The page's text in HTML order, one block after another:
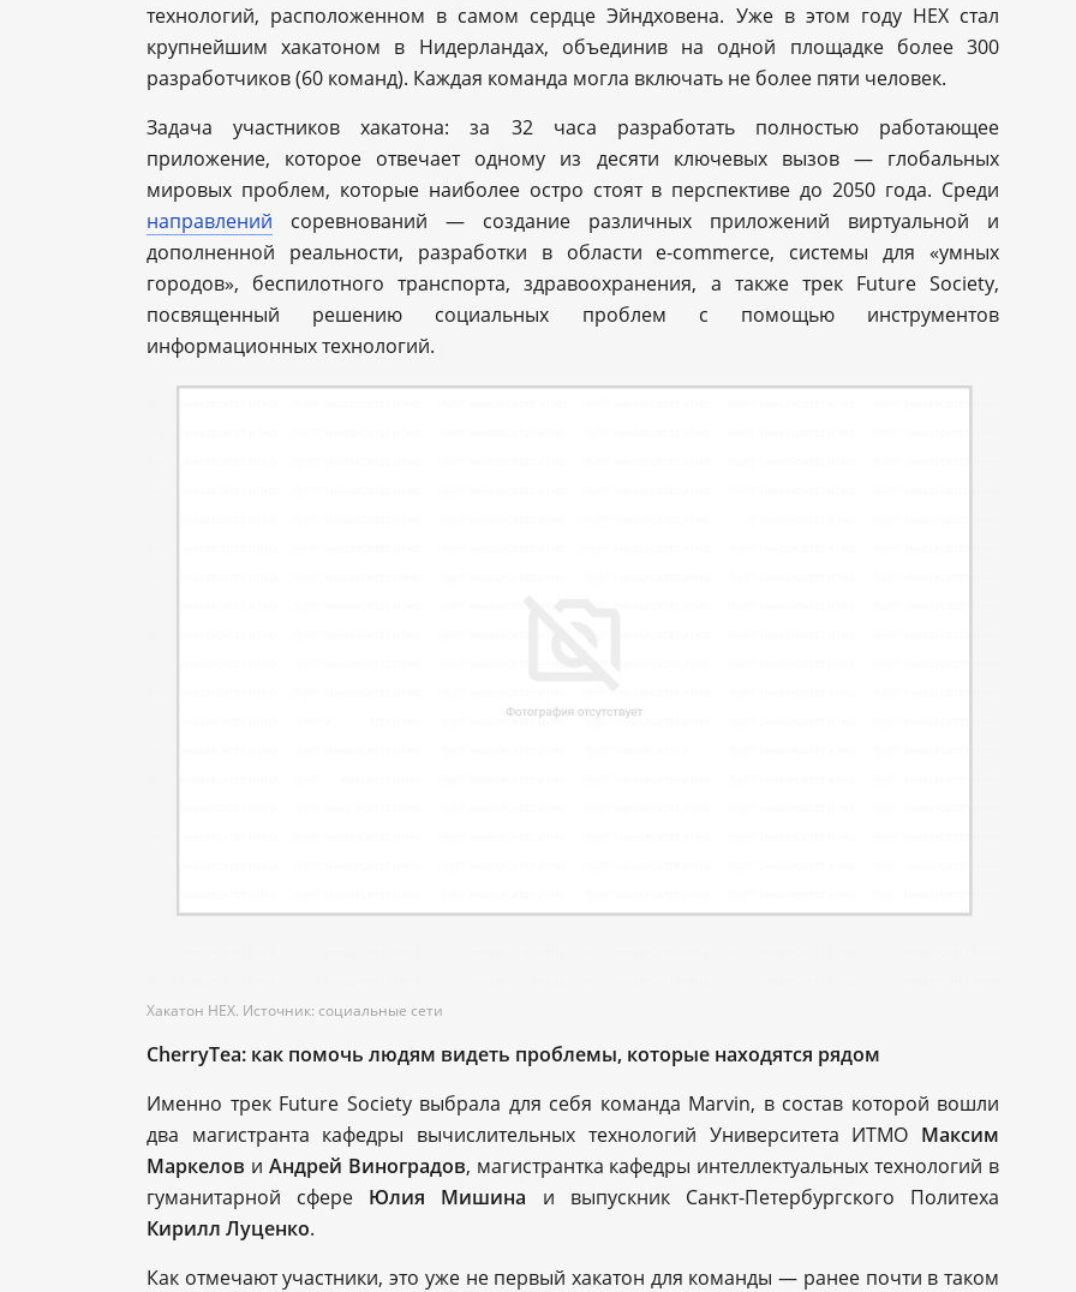
технологий, расположенном в самом сердце Эйндховена. Уже в этом году HEX стал
крупнейшим хакатоном в Нидерландах, объединив на одной площадке более 300
разработчиков (60 команд). Каждая команда могла включать не более пяти человек.
Задача участников хакатона: за 32 часа разработать полностью работающее
приложение, которое отвечает одному из десяти ключевых вызов — глобальных
мировых проблем, которые наиболее остро стоят в перспективе до 2050 года. Среди
направлений соревнований — создание различных приложений виртуальной и
дополненной реальности, разработки в области e-commerce, системы для «умных
городов», беспилотного транспорта, здравоохранения, а также трек Future Society,
посвященный решению социальных проблем с помощью инструментов
информационных технологий.
Хакатон HEX. Источник: социальные сети
CherryTea: как помочь людям видеть проблемы, которые находятся рядом
Именно трек Future Society выбрала для себя команда Marvin, в состав которой вошли
два магистранта кафедры вычислительных технологий Университета ИТМО Максим
Маркелов и Андрей Виноградов, магистрантка кафедры интеллектуальных технологий в
гуманитарной сфере Юлия Мишина и выпускник Санкт-Петербургского Политеха
Кирилл Луценко.
Как отмечают участники, это уже не первый хакатон для команды — ранее почти в таком